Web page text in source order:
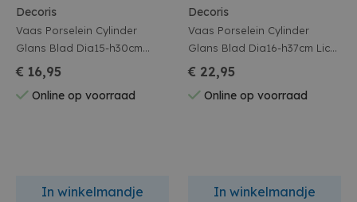
Decoris
Vaas Porselein Cylinder
Glans Blad Dia15-h30cm
Licht Groen
€ 16,95
Online op voorraad
In winkelmandje
Decoris
Vaas Porselein Cylinder
Glans Blad Dia16-h37cm Licht
Groen
€ 22,95
Online op voorraad
In winkelmandje